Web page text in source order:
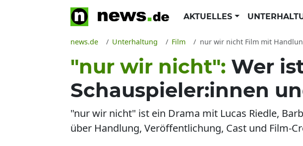
AKTUELLES
news.de Unterhaltung Film nur wir nicht Film mit Handlung,
"nur wir nicht": Wer
Schauspieler:innen
"nur wir nicht" ist ein Drama mit Lucas Riedle,
über Handlung, Veröffentlichung, Cast und Film-